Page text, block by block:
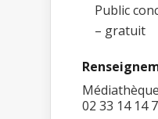
Public
– gratuit
02 33 14 14